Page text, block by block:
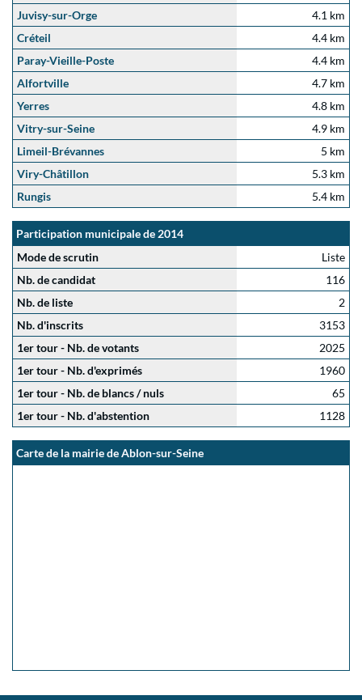
Juvisy-sur-Orge
4.1 km
Créteil
4.4 km
Paray-Vieille-Poste
4.4 km
Alfortville
4.7 km
Yerres
4.8 km
Vitry-sur-Seine
4.9 km
Limeil-Brévannes
5 km
Viry-Châtillon
5.3 km
Rungis
5.4 km
Participation municipale de 2014
Mode de scrutin
Liste
Nb. de candidat
116
Nb. de liste
2
Nb. d'inscrits
3153
1er tour - Nb. de votants
2025
1er tour - Nb. d'exprimés
1960
1er tour - Nb. de blancs / nuls
65
1er tour - Nb. d'abstention
1128
Carte de la mairie de Ablon-sur-Seine